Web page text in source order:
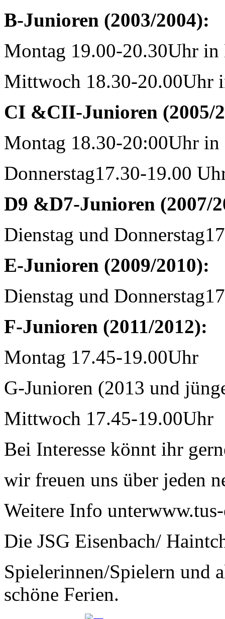
B-Junioren (2003/2004):
Montag 19.00-20.30Uhr in
Mittwoch 18.30-20.00Uhr
CI &CII-Junioren (2005/
Montag 18.30-20:00Uhr in
Donnerstag17.30-19.00
D9 &D7-Junioren (2007/
Dienstag und
E-Junioren (2009/2010):
Dienstag und
F-Junioren (2011/2012):
Montag 17.45-19.00Uhr
G-Junioren (2013 und
Mittwoch 17.45-19.00Uhr
Bei Interesse könnt ihr
wir freuen uns über jeden
Weitere Info
Die JSG Eisenbach/
Spielerinnen/Spielern und
schöne Ferien.